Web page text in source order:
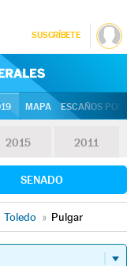
SUSCRÍBETE
MAPA ESCAÑOS
2015 2011
SENADO
Toledo » Pulgar